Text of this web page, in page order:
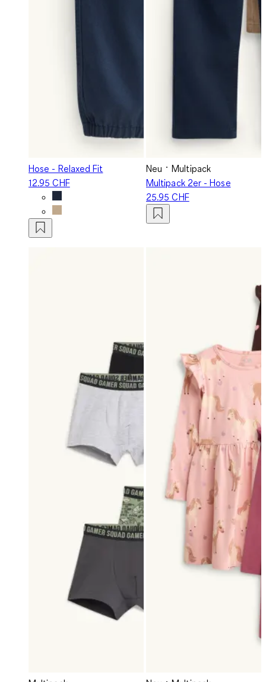
Hose - Relaxed Fit
12.95 CHF
Neu
Multipack
Multipack 2er - Hose
25.95 CHF